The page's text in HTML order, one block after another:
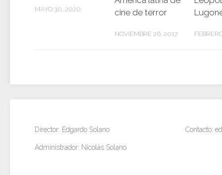
MAYO 30, 2020
cine de terror
NOVIEMBRE 26, 2017
Director: Edgardo Solano
Administrador: Nicolás Solano
Contacto: